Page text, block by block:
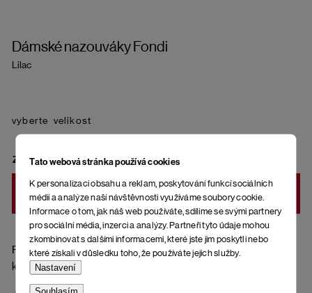
Tato webová stránka používá cookies
K personalizaci obsahu a reklam, poskytování funkcí sociálních
médií a analýze naší návštěvnosti využíváme soubory cookie.
Informace o tom, jak náš web používáte, sdílíme se svými partnery
pro sociální média, inzerci a analýzy. Partneři tyto údaje mohou
zkombinovat s dalšími informacemi, které jste jim poskytli nebo
které získali v důsledku toho, že používáte jejich služby.
Nastavení
Dámské nazouváky Fondi
Lilac
Pásky přes nohy z přírodní kůže (hladká useň), ortopedická
korková stélka potažená kůží a spodní část podrážky z gumy.
velikost
ZVOLTE VARIANTU
DO KOŠÍKU